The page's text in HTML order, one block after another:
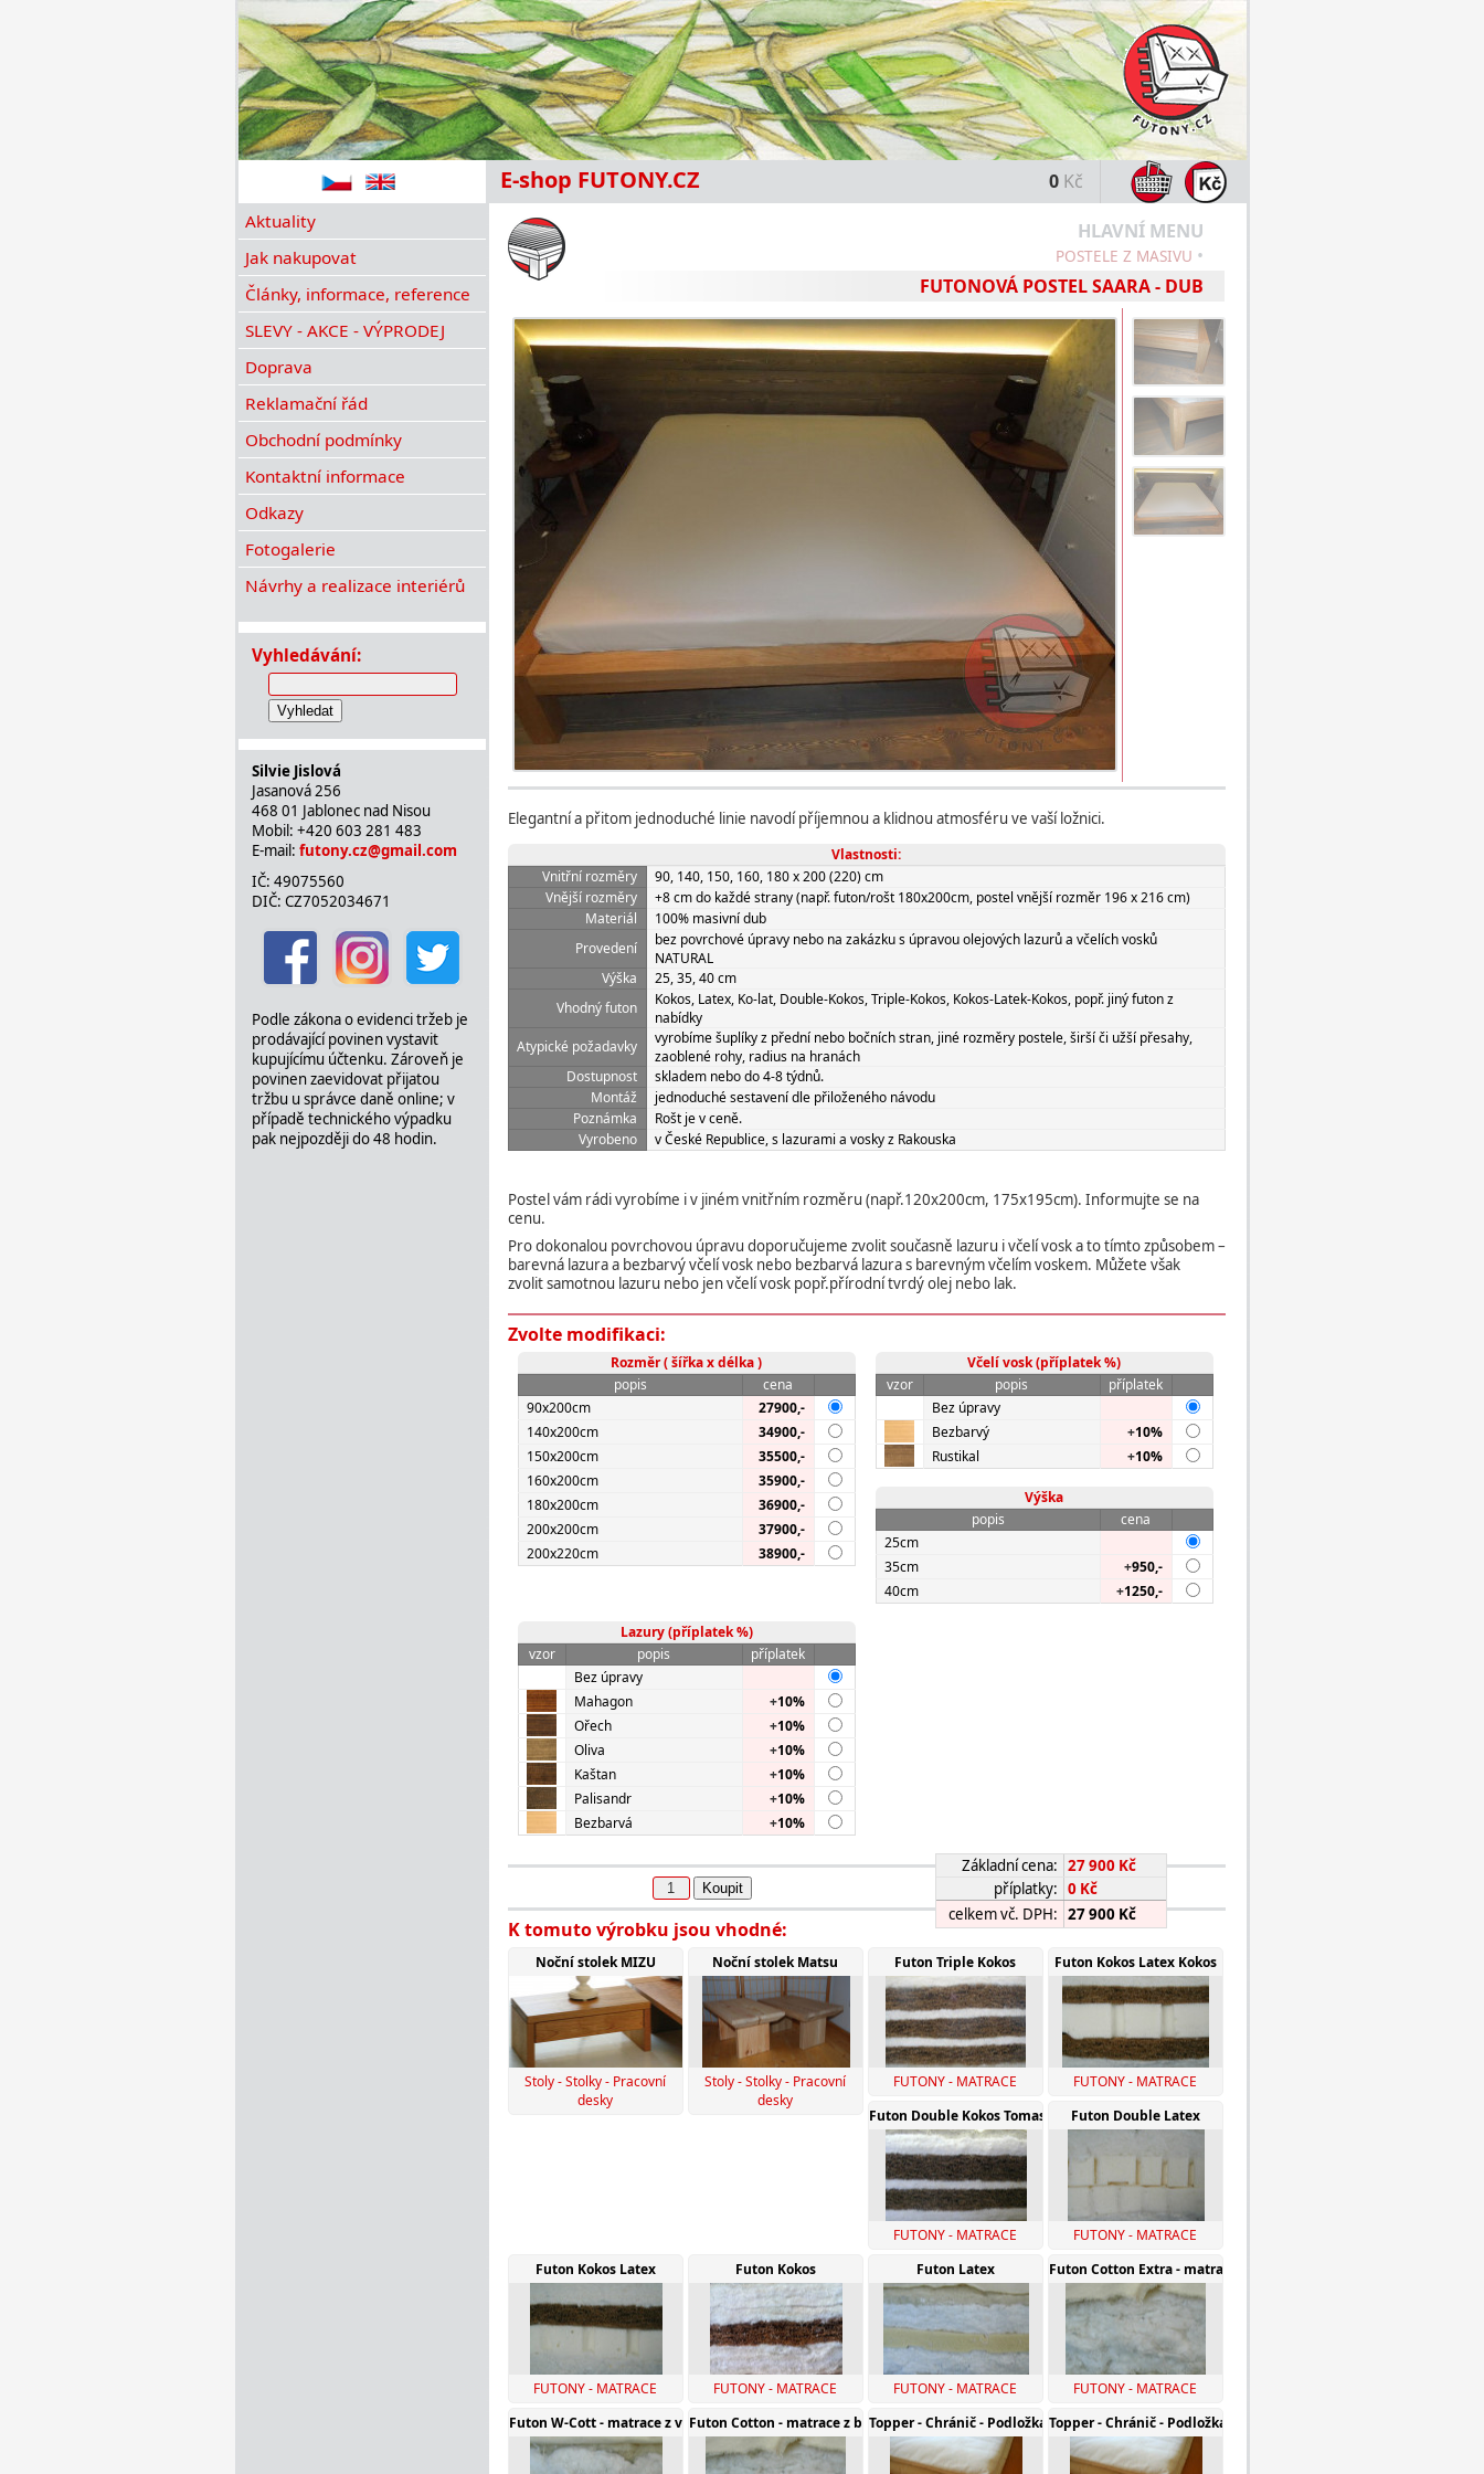
E-shop FUTONY.CZ 0Kč
Aktuality
Jak nakupovat
Články, informace, reference
SLEVY - AKCE - VÝPRODEJ
Doprava
Reklamační řád
Obchodní podmínky
Kontaktní informace
Odkazy
Fotogalerie
Návrhy a realizace interiérů
Vyhledávání:
Vyhledat
Silvie Jislová
Jasanová 256
468 01 Jablonec nad Nisou
Mobil: +420 603 281 483
E-mail: futony.cz@gmail.com
IČ: 49075560
DIČ: CZ7052034671
Podle zákona o evidenci tržeb je
prodávající povinen vystavit
kupujícímu účtenku. Zároveň je
povinen zaevidovat přijatou
tržbu u správce daně online; v
případě technického výpadku
pak nejpozději do 48 hodin.
HLAVNÍ MENU
POSTELE Z MASIVU •
FUTONOVÁ POSTEL SAARA - DUB
Elegantní a přitom jednoduché linie navodí příjemnou a klidnou atmosféru ve vaší ložnici.
Vlastnosti:
Vnitřní rozměry
90, 140, 150, 160, 180 x 200 (220) cm
Vnější rozměry
+8 cm do každé strany (např. futon/rošt 180x200cm, postel vnější rozměr 196 x 216 cm)
Materiál
100% masivní dub
Provedení
bez povrchové úpravy nebo na zakázku s úpravou olejových lazurů a včelích vosků
NATURAL
Výška
25, 35, 40 cm
Vhodný futon
Kokos, Latex, Ko-lat, Double-Kokos, Triple-Kokos, Kokos-Latek-Kokos, popř. jiný futon z
nabídky
Atypické požadavky
vyrobíme šuplíky z přední nebo bočních stran, jiné rozměry postele, širší či užší přesahy,
zaoblené rohy, radius na hranách
Dostupnost
skladem nebo do 4-8 týdnů.
Montáž
jednoduché sestavení dle přiloženého návodu
Poznámka
Rošt je v ceně.
Vyrobeno
v České Republice, s lazurami a vosky z Rakouska
Postel vám rádi vyrobíme i v jiném vnitřním rozměru (např.120x200cm, 175x195cm). Informujte se na
cenu.
Pro dokonalou povrchovou úpravu doporučujeme zvolit současně lazuru i včelí vosk a to tímto způsobem –
barevná lazura a bezbarvý včelí vosk nebo bezbarvá lazura s barevným včelím voskem. Můžete však
zvolit samotnou lazuru nebo jen včelí vosk popř.přírodní tvrdý olej nebo lak.
Zvolte modifikaci:
Rozměr ( šířka x délka )
popis
cena
90x200cm
27900,-
140x200cm
34900,-
150x200cm
35500,-
160x200cm
35900,-
180x200cm
36900,-
200x200cm
37900,-
200x220cm
38900,-
Včelí vosk (příplatek %)
vzor
popis
příplatek
Bez úpravy
Bezbarvý
+10%
Rustikal
+10%
Výška
popis
cena
25cm
35cm
+950,-
40cm
+1250,-
Lazury (příplatek %)
vzor
popis
příplatek
Bez úpravy
Mahagon
+10%
Ořech
+10%
Oliva
+10%
Kaštan
+10%
Palisandr
+10%
Bezbarvá
+10%
Základní cena: 27 900 Kč
příplatky: 0 Kč
celkem vč. DPH: 27 900 Kč
Koupit
K tomuto výrobku jsou vhodné:
Noční stolek MIZU
Stoly - Stolky - Pracovní
desky
Noční stolek Matsu
Stoly - Stolky - Pracovní
desky
Futon Triple Kokos
FUTONY - MATRACE
Futon Kokos Latex Kokos
FUTONY - MATRACE
Futon Double Kokos Tomasan
FUTONY - MATRACE
Futon Double Latex
FUTONY - MATRACE
Futon Kokos Latex
FUTONY - MATRACE
Futon Kokos
FUTONY - MATRACE
Futon Latex
FUTONY - MATRACE
Futon Cotton Extra - matrace z bavlny
FUTONY - MATRACE
Futon W-Cott - matrace z vlny a bavlnyFuton Cotton - matrace z bavlnyTopper - Chránič - Podložka bavlněnáTopper - Chránič - Podložka vlněná